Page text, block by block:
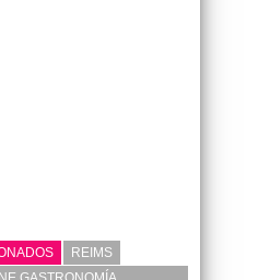
REIMS